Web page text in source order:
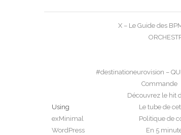
Using
exMinimal
WordPress
X – Le Guide des
#destinationeurovision –
Commande
Découvrez le hit
Le tube de
Politique de
En 5